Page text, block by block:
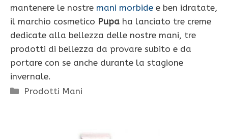
mantenere le nostre mani morbide e ben idratate,
il marchio cosmetico Pupa ha lanciato tre creme
dedicate alla bellezza delle nostre mani, tre
prodotti di bellezza da provare subito e da
portare con se anche durante la stagione
invernale.
Categorie
Prodotti Mani